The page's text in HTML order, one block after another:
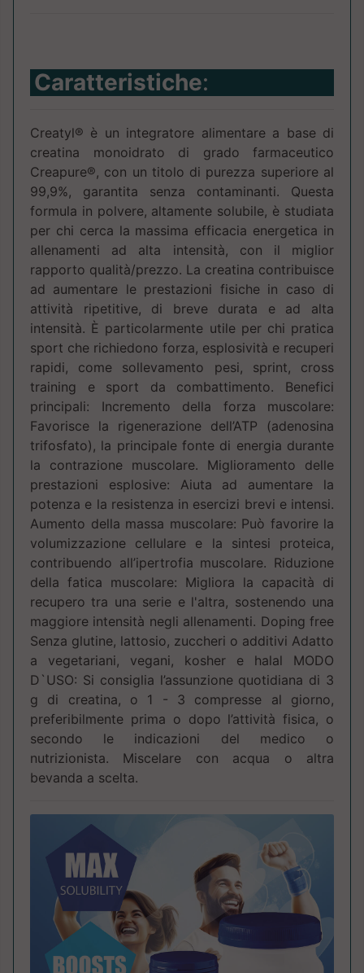
Caratteristiche:
Creatyl® è un integratore alimentare a base di
creatina monoidrato di grado farmaceutico
Creapure®, con un titolo di purezza superiore al
99,9%, garantita senza contaminanti. Questa
formula in polvere, altamente solubile, è studiata
per chi cerca la massima efficacia energetica in
allenamenti ad alta intensità, con il miglior
rapporto qualità/prezzo. La creatina contribuisce
ad aumentare le prestazioni fisiche in caso di
attività ripetitive, di breve durata e ad alta
intensità. È particolarmente utile per chi pratica
sport che richiedono forza, esplosività e recuperi
rapidi, come sollevamento pesi, sprint, cross
training e sport da combattimento. Benefici
principali: Incremento della forza muscolare:
Favorisce la rigenerazione dell’ATP (adenosina
trifosfato), la principale fonte di energia durante
la contrazione muscolare. Miglioramento delle
prestazioni esplosive: Aiuta ad aumentare la
potenza e la resistenza in esercizi brevi e intensi.
Aumento della massa muscolare: Può favorire la
volumizzazione cellulare e la sintesi proteica,
contribuendo all’ipertrofia muscolare. Riduzione
della fatica muscolare: Migliora la capacità di
recupero tra una serie e l'altra, sostenendo una
maggiore intensità negli allenamenti. Doping free
Senza glutine, lattosio, zuccheri o additivi Adatto
a vegetariani, vegani, kosher e halal MODO
D`USO: Si consiglia l’assunzione quotidiana di 3
g di creatina, o 1 - 3 compresse al giorno,
preferibilmente prima o dopo l’attività fisica, o
secondo le indicazioni del medico o
nutrizionista. Miscelare con acqua o altra
bevanda a scelta.